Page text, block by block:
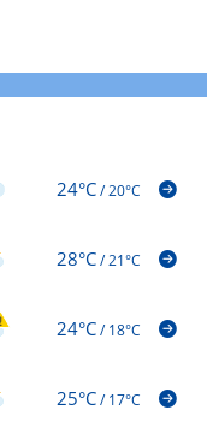
24°C/20°C
28°C/21°C
24°C/18°C
25°C/17°C